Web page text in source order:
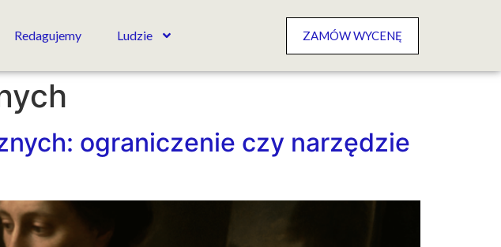
Redagujemy Ludzie ZAMÓW WYCENĘ
ograniczenie czy narzędzie